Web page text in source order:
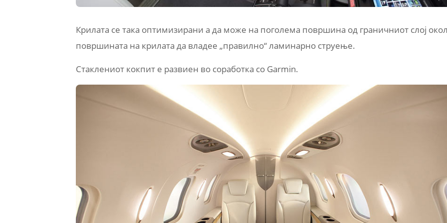
Крилата се така оптимизирани а да може на поголема површина од граничниот слој
површината на крилата да владее „правилно“ ламинарно струење.
Стаклениот кокпит е развиен во соработка со Garmin.